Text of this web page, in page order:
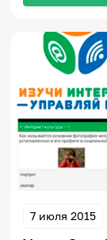
7 июля 2015